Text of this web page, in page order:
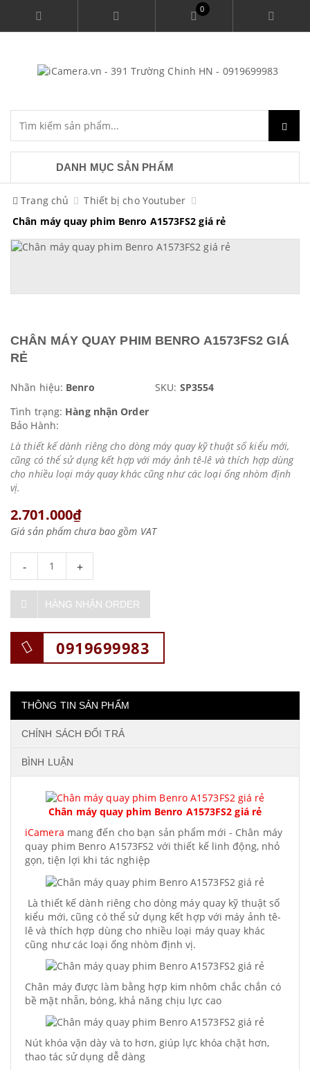
0
DANH MỤC SẢN PHẨM
Trang chủ
Thiết bị cho Youtuber
Chân máy quay phim Benro A1573FS2 giá rẻ
CHÂN MÁY QUAY PHIM BENRO A1573FS2 GIÁ
RẺ
Nhãn hiệu: Benro SKU: SP3554
Tình trạng: Hàng nhận Order
Bảo Hành:
Là thiết kế dành riêng cho dòng máy quay kỹ thuật số kiểu mới,
cũng có thể sử dụng kết hợp với máy ảnh tê-lê và thích hợp dùng
cho nhiều loại máy quay khác cũng như các loại ống nhòm định
vị.
2.701.000₫
Giá sản phẩm chưa bao gồm VAT
- +
HÀNG NHẬN ORDER
0919699983
THÔNG TIN SẢN PHẨM
CHÍNH SÁCH ĐỔI TRẢ
BÌNH LUẬN
Chân máy quay phim Benro A1573FS2 giá rẻ
iCamera mang đến cho bạn sản phẩm mới - Chân máy
quay phim Benro A1573FS2 với thiết kế linh động, nhỏ
gọn, tiện lợi khi tác nghiệp
Là thiết kế dành riêng cho dòng máy quay kỹ thuật số
kiểu mới, cũng có thể sử dụng kết hợp với máy ảnh tê-
lê và thích hợp dùng cho nhiều loại máy quay khác
cũng như các loại ống nhòm định vị.
Chân máy được làm bằng hợp kim nhôm chắc chắn có
bề mặt nhẵn, bóng, khả năng chịu lực cao
Nút khóa vặn dày và to hơn, giúp lực khóa chặt hơn,
thao tác sử dụng dễ dàng